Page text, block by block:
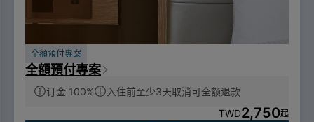
全額預付專案
全額預付專案
订金 100%
入住前至少3天取消可全额退款
TWD2,750起